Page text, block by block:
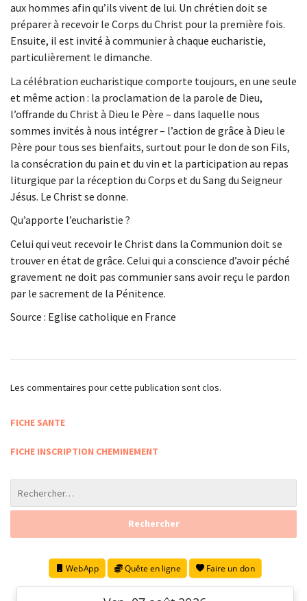
aux hommes afin qu’ils vivent de lui. Un chrétien doit se
préparer à recevoir le Corps du Christ pour la première fois.
Ensuite, il est invité à communier à chaque eucharistie,
particulièrement le dimanche.
La célébration eucharistique comporte toujours, en une seule
et même action : la proclamation de la parole de Dieu,
l’offrande du Christ à Dieu le Père – dans laquelle nous
sommes invités à nous intégrer – l’action de grâce à Dieu le
Père pour tous ses bienfaits, surtout pour le don de son Fils,
la consécration du pain et du vin et la participation au repas
liturgique par la réception du Corps et du Sang du Seigneur
Jésus. Le Christ se donne.
Qu’apporte l’eucharistie ?
Celui qui veut recevoir le Christ dans la Communion doit se
trouver en état de grâce. Celui qui a conscience d’avoir péché
gravement ne doit pas communier sans avoir reçu le pardon
par le sacrement de la Pénitence.
Source : Eglise catholique en France
Les commentaires pour cette publication sont clos.
FICHE SANTE
FICHE INSCRIPTION CHEMINEMENT